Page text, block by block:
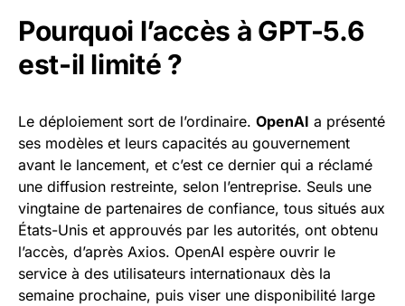
Pourquoi l’accès à GPT-5.6
est-il limité ?
Le déploiement sort de l’ordinaire. OpenAI a présenté
ses modèles et leurs capacités au gouvernement
avant le lancement, et c’est ce dernier qui a réclamé
une diffusion restreinte, selon l’entreprise. Seuls une
vingtaine de partenaires de confiance, tous situés aux
États-Unis et approuvés par les autorités, ont obtenu
l’accès, d’après Axios. OpenAI espère ouvrir le
service à des utilisateurs internationaux dès la
semaine prochaine, puis viser une disponibilité large